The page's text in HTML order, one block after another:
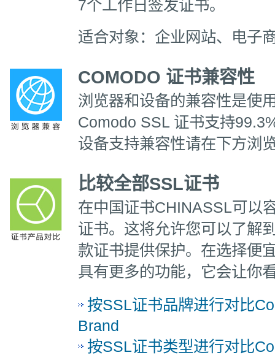
7个工作日签发证书。
适合对象：企业网站、电子
COMODO 证书兼容性
浏览器和设备的兼容性是使
Comodo SSL 证书支持
设备支持兼容性请在下方浏
比较全部SSL证书
在中国证书CHINASSL可以
证书。这将允许您可以了解
款证书提供保护。在选择便
具有更多的功能，它会让你
按SSL证书品牌进行对比
Brand
按SSL证书类型进行对比